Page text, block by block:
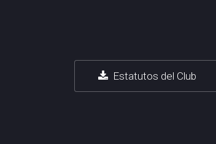
Estatutos del Club